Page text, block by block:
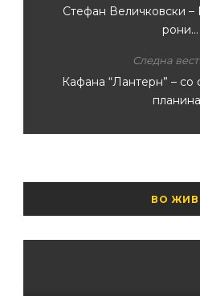
Стефан Величковски
рони…
Следна вест
Кафана “Лантерн” – со
ВО